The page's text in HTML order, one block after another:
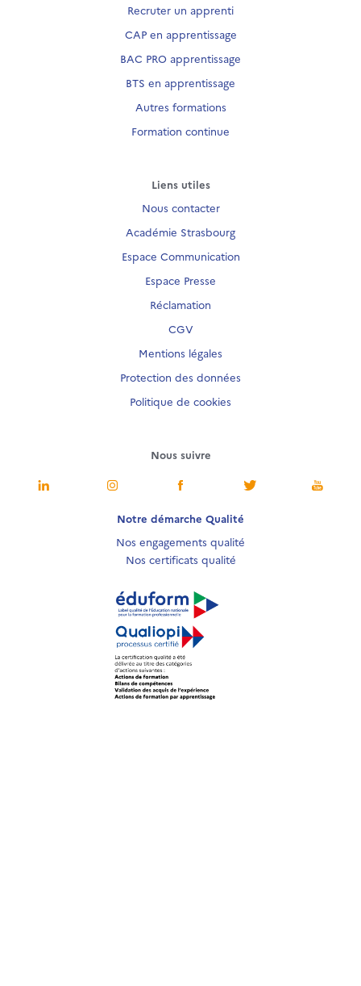
Recruter un apprenti
CAP en apprentissage
BAC PRO apprentissage
BTS en apprentissage
Autres formations
Formation continue
Liens utiles
Nous contacter
Académie Strasbourg
Espace Communication
Espace Presse
Réclamation
CGV
Mentions légales
Protection des données
Politique de cookies
Nous suivre
Notre démarche Qualité
Nos engagements qualité
Nos certificats qualité